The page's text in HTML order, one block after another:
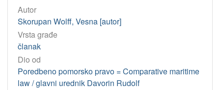
Autor
Skorupan Wolff, Vesna [autor]
Vrsta građe
članak
Dio od
Poredbeno pomorsko pravo = Comparative maritime
law / glavni urednik Davorin Rudolf